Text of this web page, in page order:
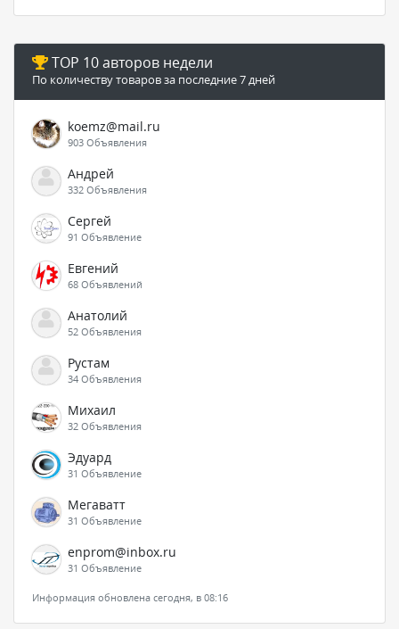
TOP 10 авторов недели
По количеству товаров за последние 7 дней
koemz@mail.ru
903 Объявления
Андрей
332 Объявления
Сергей
91 Объявление
Евгений
68 Объявлений
Анатолий
52 Объявления
Рустам
34 Объявления
Михаил
32 Объявления
Эдуард
31 Объявление
Мегаватт
31 Объявление
enprom@inbox.ru
31 Объявление
Информация обновлена сегодня, в 08:16